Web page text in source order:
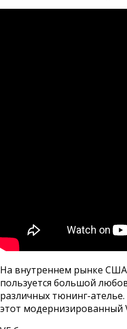
На внутреннем рынке
пользуется большой
различных тюнинг-
этот модернизированный